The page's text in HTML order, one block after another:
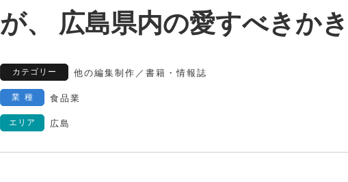
が、 広島県内の愛すべきか
カテゴリー 他の編集制作 ／ 書籍・情報誌
業種 食品業
エリア 広島